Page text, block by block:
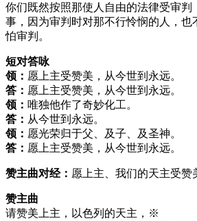
你们既然按照那使人自由的法律受审判
事，因为审判时对那不行怜悯的人，也
怕审判。
短对答咏
领： 愿上主受赞美，从今世到永远。
答： 愿上主受赞美，从今世到永远。
领： 唯独他作了奇妙化工。
答： 从今世到永远。
领： 愿光荣归于父、及子、及圣神。
答： 愿上主受赞美，从今世到永远。
赞主曲对经： 愿上主、我们的天主受赞
赞主曲
请赞美上主，以色列的天主，※